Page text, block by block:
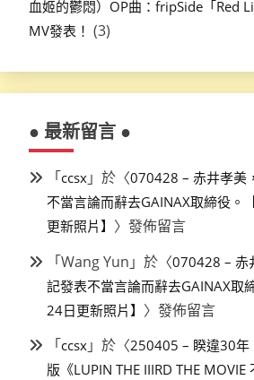
血姬的鬱悶）OP曲：fripSide「Red
MV發表！ (3)
● 最新留言 ●
「ccsx 」於〈070428 – 赤井孝美
不當言論而辭去GAINAX取締役。
更新照片】 〉發佈留言
「Wang Yun 」於〈070428 – 赤
記發表不當言論而辭去GAINAX取
24日更新照片】 〉發佈留言
「ccsx 」於〈250405 – 睽違30年
版《LUPIN THE IIIRD THE